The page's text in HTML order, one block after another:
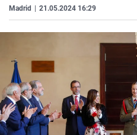
Madrid 21.05.2024 16:29